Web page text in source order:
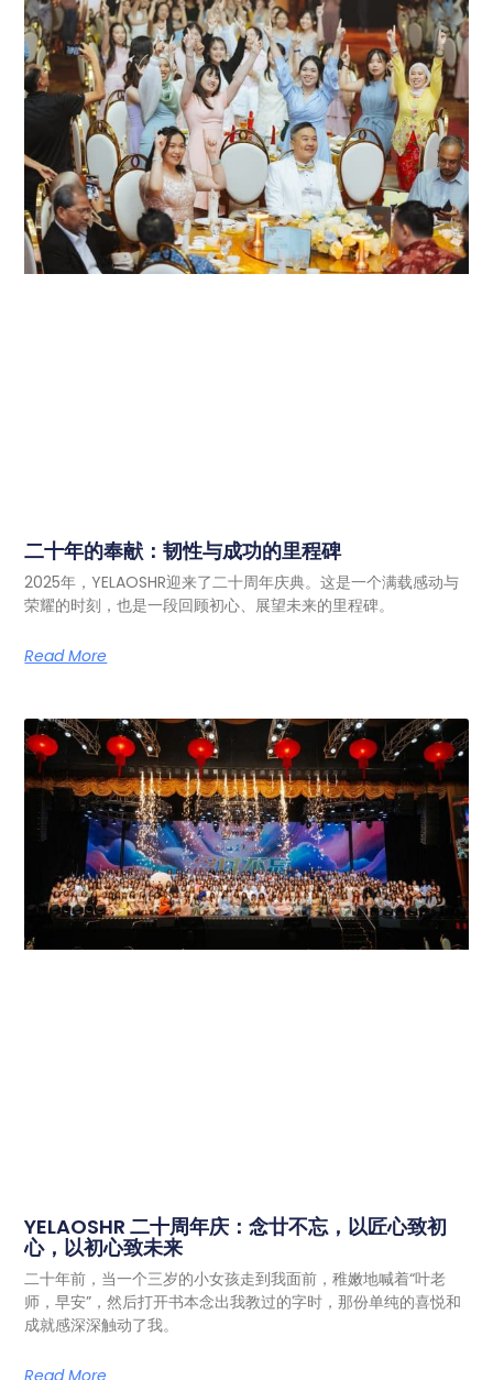
二十年的奉献：韧性与成功的里程碑
2025年，YELAOSHR迎来了二十周年庆典。这是一个满载感动与
荣耀的时刻，也是一段回顾初心、展望未来的里程碑。
Read More
YELAOSHR 二十周年庆：念廿不忘，以匠心致初
心，以初心致未来
二十年前，当一个三岁的小女孩走到我面前，稚嫩地喊着“叶老
师，早安”，然后打开书本念出我教过的字时，那份单纯的喜悦和
成就感深深触动了我。
Read More